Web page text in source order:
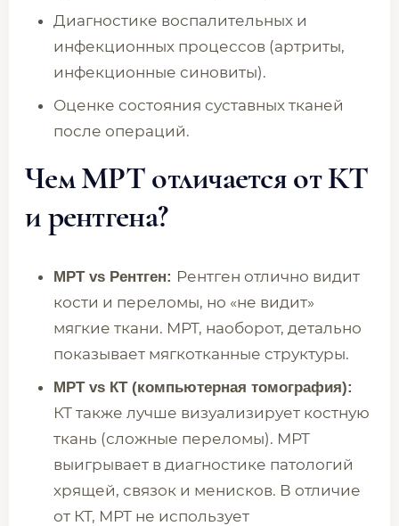
Диагностике воспалительных и
инфекционных процессов (артриты,
инфекционные синовиты).
Оценке состояния суставных тканей
после операций.
Чем МРТ отличается от КТ
и рентгена?
МРТ vs Рентген: Рентген отлично видит
кости и переломы, но «не видит»
мягкие ткани. МРТ, наоборот, детально
показывает мягкотканные структуры.
МРТ vs КТ (компьютерная томография):
КТ также лучше визуализирует костную
ткань (сложные переломы). МРТ
выигрывает в диагностике патологий
хрящей, связок и менисков. В отличие
от КТ, МРТ не использует